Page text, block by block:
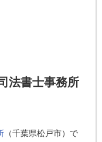
法書士事務所
（千葉県松戸市）で